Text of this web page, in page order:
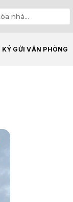
KÝ GỬI VĂN PHÒNG